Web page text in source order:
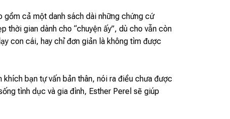
gồm cả một danh sách dài những chứng cứ
thời gian dành cho “chuyện ấy”, dù cho vẫn còn
con cái, hay chỉ đơn giản là không tìm được
bạn tự vấn bản thân, nói ra điều chưa được
tình dục và gia đình, Esther Perel sẽ giúp